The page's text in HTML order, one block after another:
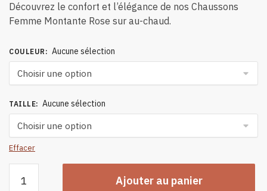
Découvrez le confort et l’élégance de nos Chaussons
Femme Montante Rose sur au-chaud.
COULEUR : Aucune sélection
TAILLE: Aucune sélection
Effacer
Ajouter au panier